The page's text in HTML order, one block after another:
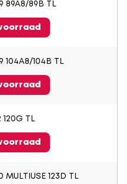
89A8/89B TL
104A8/104B TL
120G TL
123D TL